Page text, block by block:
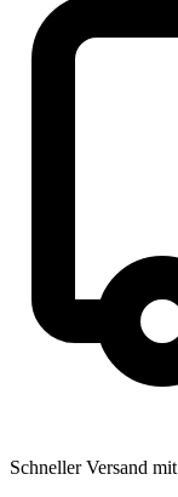
Schneller Versand